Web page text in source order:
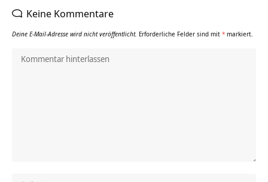
Keine Kommentare
Deine E-Mail-Adresse wird nicht veröffentlicht. Erforderliche Felder sind mit * markiert.